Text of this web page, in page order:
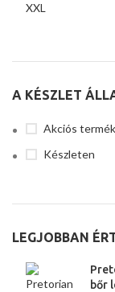
XXL
A KÉSZLET
Akciós
Készleten
LEGJOBBAN
bőr